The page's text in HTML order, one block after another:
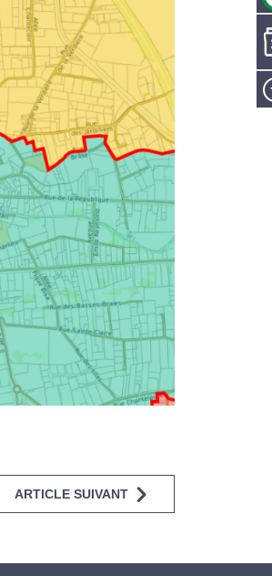
ARTICLE SUIVANT